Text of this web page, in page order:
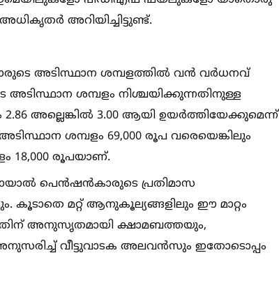
അറിയിച്ചിട്ടുണ്ട്.
അടിസ്ഥാന ശമ്പളത്തില്‍ വൻ വർധനവ്
അടിസ്ഥാന ശമ്പളം നിശ്ചയിക്കുന്നതിനുള്ള
2.86 അല്ലെങ്കില്‍ 3.00 ആയി ഉയർത്തിയേക്കുമെന്ന്
ശമ്പളം 69,000 രൂപ വരെയെങ്കിലും
18,000 രൂപയാണ്.
പെൻഷൻകാരുടെ പ്രതിമാസ
കൂടാതെ മറ്റ് ആനുകൂല്യങ്ങളിലും ഈ മാറ്റം
അനുസൃതമായി ക്ഷാമബത്തയും,
വീട്ടുവാടക അലവൻസും ഇതോടൊപ്പം